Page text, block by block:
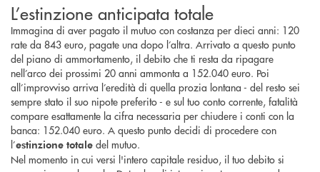
L’estinzione anticipata totale
Immagina di aver pagato il mutuo con costanza per dieci anni: 120
rate da 843 euro, pagate una dopo l’altra. Arrivato a questo punto
del piano di ammortamento, il debito che ti resta da ripagare
nell’arco dei prossimi 20 anni ammonta a 152.040 euro. Poi
all’improvviso arriva l’eredità di quella prozia lontana - del resto sei
sempre stato il suo nipote preferito - e sul tuo conto corrente, fatalità
compare esattamente la cifra necessaria per chiudere i conti con la
banca: 152.040 euro. A questo punto decidi di procedere con
l’estinzione totale del mutuo.
Nel momento in cui versi l'intero capitale residuo, il tuo debito si